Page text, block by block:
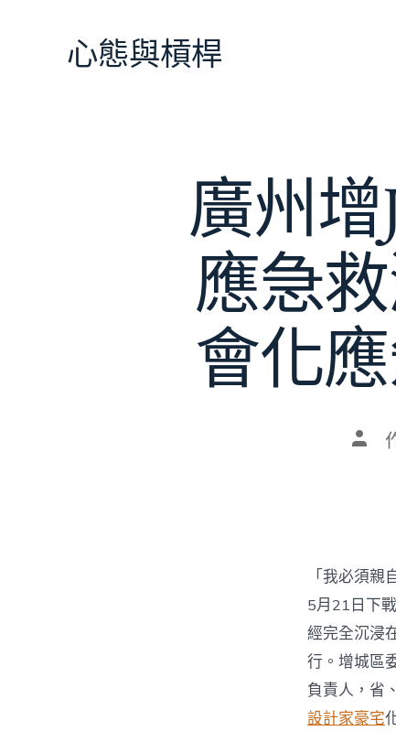
心態與槓桿
廣州
應急
會化
文
「我必須
5月21日下
經完全沉浸
行。增城區
負責人，省
設計家豪宅